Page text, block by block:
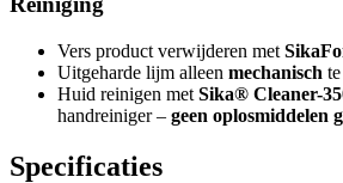
Vers product verwijderen met
Uitgeharde lijm alleen mechanisch
Huid reinigen met Sika® Cleaner-
handreiniger – geen oplosmiddelen
Specificaties